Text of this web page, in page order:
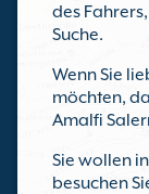
des
Suche.
Wenn Sie
möchten,
Amalfi
Sie wollen
besuchen